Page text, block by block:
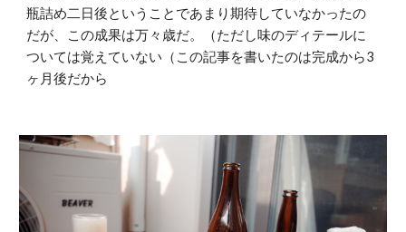
瓶詰め二日後ということであまり期待していなかったの
だが、この成果は万々歳だ。（ただし味のディテールに
ついては覚えていない（この記事を書いたのは完成から3
ヶ月後だから